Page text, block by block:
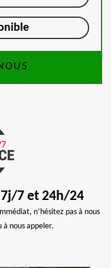
7j/7 et 24h/24
n’hésitez pas à nous
nous appeler.